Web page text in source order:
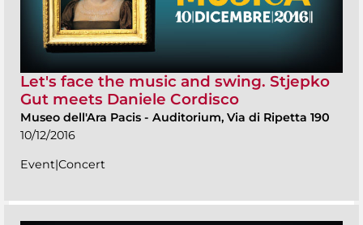
Let's face the music and swing. Stjepko
Gut meets Daniele Cordisco
Museo dell'Ara Pacis - Auditorium, Via di Ripetta 190
10/12/2016
Event|Concert